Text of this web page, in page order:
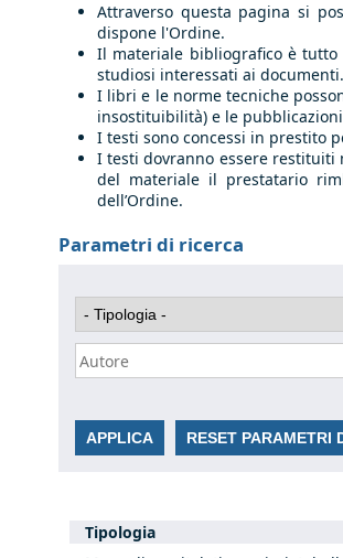
Attraverso questa pagina si
dispone l'Ordine.
Il materiale bibliografico è
studiosi interessati ai documenti.
I libri e le norme tecniche
insostituibilità) e le
I testi sono concessi in prestito
I testi dovranno essere restituiti
del materiale il prestatario
dell’Ordine.
Parametri di ricerca
Tipologia